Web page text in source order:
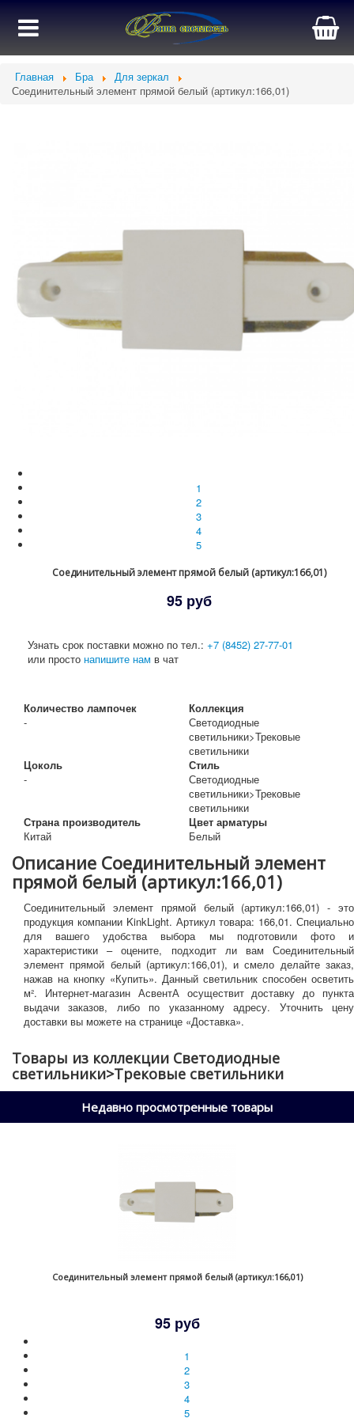
Главная Бра
Для зеркал
Соединительный элемент прямой белый (артикул:166,01)
1
2
3
4
5
Соединительный элемент прямой белый (артикул:166,01)
95 руб
Узнать срок поставки можно по тел.: +7 (8452) 27-77-01
или просто напишите нам в чат
Количество лампочек
-
Коллекция
Светодиодные
светильники>Трековые
светильники
Цоколь
-
Стиль
Светодиодные
светильники>Трековые
светильники
Страна производитель
Китай
Цвет арматуры
Белый
Описание Соединительный элемент
прямой белый (артикул:166,01)
Соединительный элемент прямой белый (артикул:166,01) - это
продукция компании KinkLight. Артикул товара: 166,01. Специально
для вашего удобства выбора мы подготовили фото и
характеристики – оцените, подходит ли вам Соединительный
элемент прямой белый (артикул:166,01), и смело делайте заказ,
нажав на кнопку «Купить». Данный светильник способен осветить
м². Интернет-магазин АсвентА осуществит доставку до пункта
выдачи заказов, либо по указанному адресу. Уточнить цену
доставки вы можете на странице «Доставка».
Товары из коллекции Светодиодные
светильники>Трековые светильники
Недавно просмотренные товары
Соединительный элемент прямой белый (артикул:166,01)
95 руб
1
2
3
4
5